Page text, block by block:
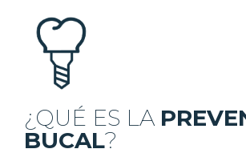
¿QUÉ ES LA
BUCAL?